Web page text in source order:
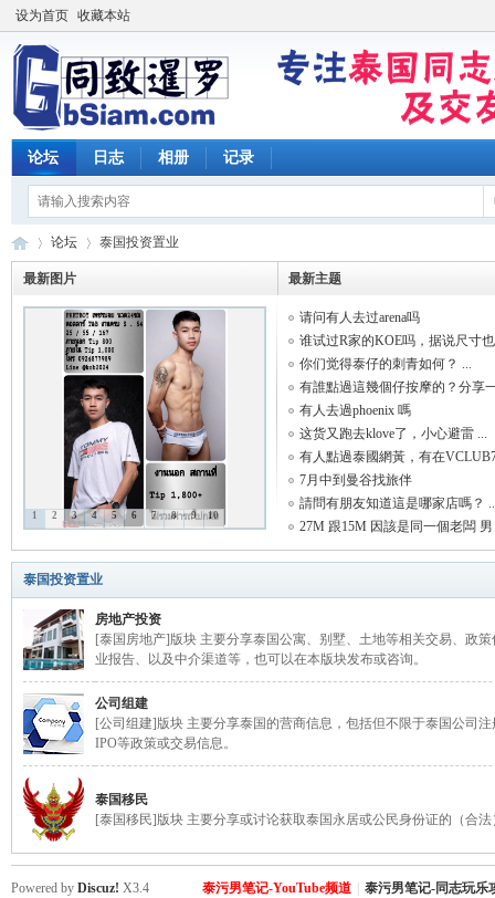
设为首页 收藏本站
论坛 日志 相册 记录
致
论坛
›
泰国投资置业
最新图片
1 2 3 4 5 6 7 8 9 10
最新主题
请问有人去过arena吗
谁试过R家的KOE吗，据说尺寸
你们觉得泰仔的刺青如何？ ...
有誰點過這幾個仔按摩的？分享
有人去過phoenix 嗎
这货又跑去klove了，小心避雷 ...
有人點過泰國網黃，有在
7月中到曼谷找旅伴
請問有朋友知道這是哪家店嗎？
27M 跟15M 因該是同一個老闆 男
泰国投资置业
房地产投资
[泰国房地产]版块 主要分享泰国公寓、别墅、土地等相关交易、政
业报告、以及中介渠道等，也可以在本版块发布或咨询。
公司组建
[公司组建]版块 主要分享泰国的营商信息，包括但不限于泰国公司
IPO等政策或交易信息。
泰国移民
[泰国移民]版块 主要分享或讨论获取泰国永居或公民身份证的（合
泰污男笔记-YouTube频道 泰污男笔记-同志玩乐
Powered by Discuz! X3.4